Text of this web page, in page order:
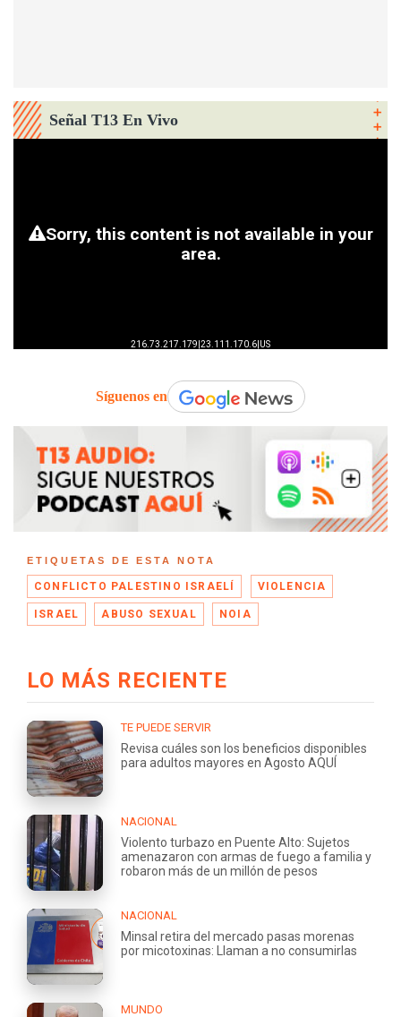
Señal T13 En Vivo
Síguenos en
ETIQUETAS DE ESTA NOTA
CONFLICTO PALESTINO ISRAELÍ VIOLENCIA
ISRAEL ABUSO SEXUAL NOIA
LO MÁS RECIENTE
TE PUEDE SERVIR
Revisa cuáles son los beneficios disponibles
para adultos mayores en Agosto AQUÍ
NACIONAL
Violento turbazo en Puente Alto: Sujetos
amenazaron con armas de fuego a familia y
robaron más de un millón de pesos
NACIONAL
Minsal retira del mercado pasas morenas
por micotoxinas: Llaman a no consumirlas
MUNDO